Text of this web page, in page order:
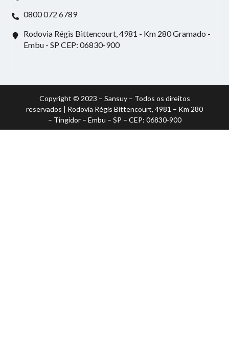
0800 072 6789
Rodovia Régis Bittencourt, 4981 - Km 280 Gramado -
Embu - SP CEP: 06830-900
Copyright © 2023 – Sansuy – Todos os direitos
reservados | Rodovia Régis Bittencourt, 4981 – Km 280
– Tingidor – Embu – SP – CEP: 06830-900